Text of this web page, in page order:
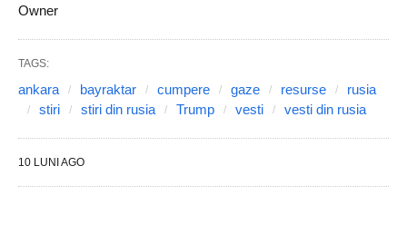
Owner
TAGS:
ankara bayraktar cumpere gaze resurse
rusia
stiri
stiri din rusia Trump vesti vesti din rusia
10 LUNI AGO